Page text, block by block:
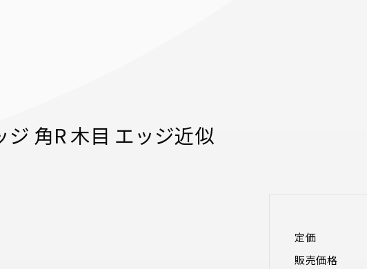
角R 木目 エッジ近似
定価
販売価格